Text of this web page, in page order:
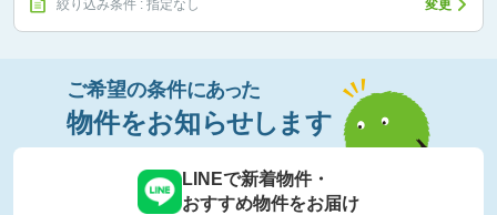
絞り込み条件 : 指定なし 変更
ご希望の条件にあった
物件をお知らせします
LINEで新着物件・
おすすめ物件をお届け